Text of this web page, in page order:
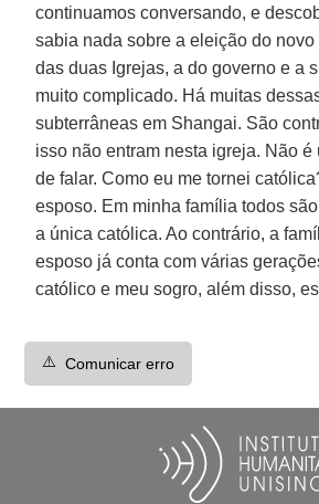
continuamos conversando, e
sabia nada sobre a eleição do novo
das duas Igrejas, a do governo e a
muito complicado. Há muitas
subterrâneas em Shangai. São
isso não entram nesta igreja. Não é
de falar. Como eu me tornei
esposo. Em minha família todos
a única católica. Ao contrário, a
esposo já conta com várias
católico e meu sogro, além disso,
⚠️ Comunicar erro